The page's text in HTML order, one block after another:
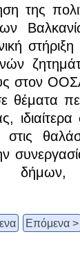
της
στον
Επόμενα >